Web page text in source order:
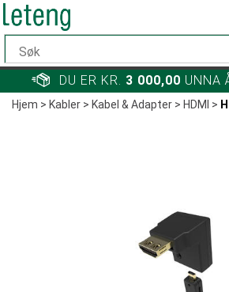
DU ER KR. 3 000,00 UNNA
Hjem>Kabler>Kabel & Adapter>HDMI >